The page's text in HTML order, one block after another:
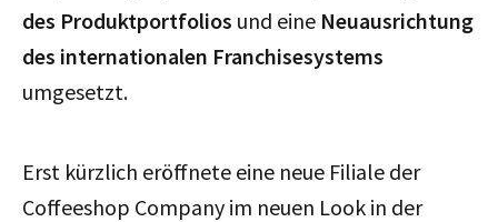
des Produktportfolios und eine Neuausrichtung
des internationalen Franchisesystems
umgesetzt.
Erst kürzlich eröffnete eine neue Filiale der
Coffeeshop Company im neuen Look in der